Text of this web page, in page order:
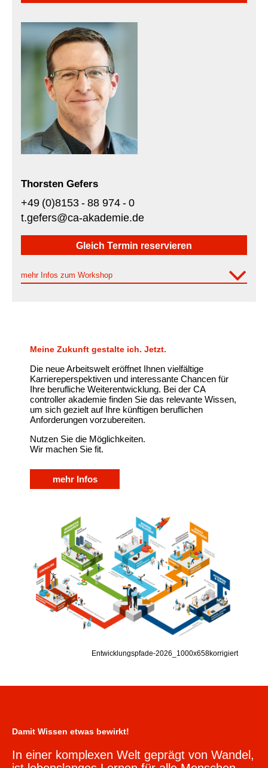
Thorsten Gefers
+49 (0)8153 - 88 974 - 0
t.gefers@ca-akademie.de
Gleich Termin reservieren
mehr Infos zum Workshop
Meine Zukunft gestalte ich. Jetzt.
Die neue Arbeitswelt eröffnet Ihnen vielfältige
Karriereperspektiven und interessante Chancen für
Ihre berufliche Weiterentwicklung. Bei der CA
controller akademie finden Sie das relevante Wissen,
um sich gezielt auf Ihre künftigen beruflichen
Anforderungen vorzubereiten.
Nutzen Sie die Möglichkeiten.
Wir machen Sie fit.
mehr Infos
Entwicklungspfade-2026_1000x658korrigiert
Damit Wissen etwas bewirkt!
In einer komplexen Welt geprägt von Wandel,